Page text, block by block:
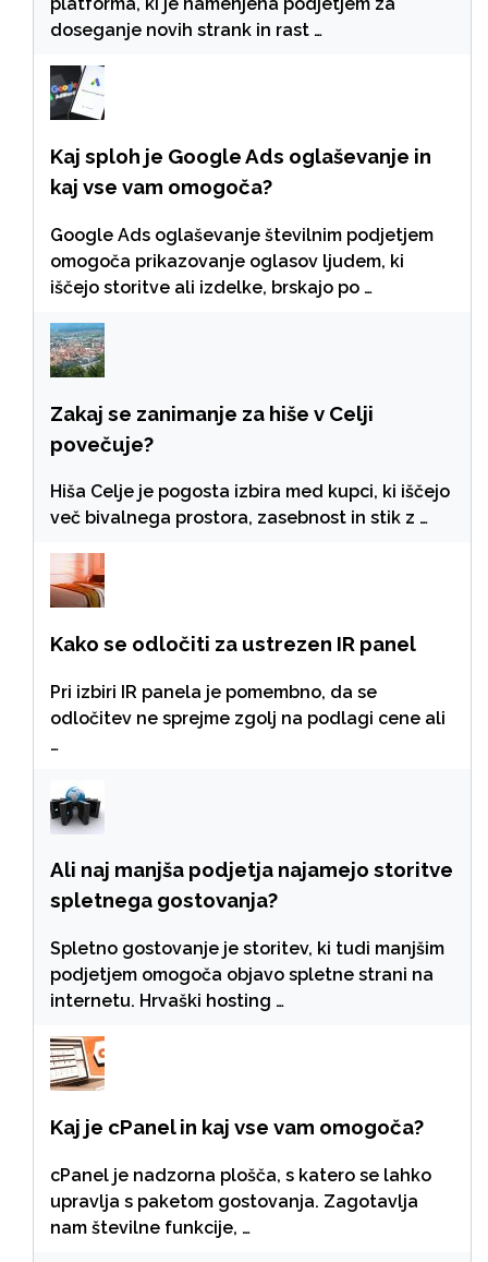
platforma, ki je namenjena podjetjem za
doseganje novih strank in rast …
Kaj sploh je Google Ads oglaševanje in
kaj vse vam omogoča?
Google Ads oglaševanje številnim podjetjem
omogoča prikazovanje oglasov ljudem, ki
iščejo storitve ali izdelke, brskajo po …
Zakaj se zanimanje za hiše v Celji
povečuje?
Hiša Celje je pogosta izbira med kupci, ki iščejo
več bivalnega prostora, zasebnost in stik z …
Kako se odločiti za ustrezen IR panel
Pri izbiri IR panela je pomembno, da se
odločitev ne sprejme zgolj na podlagi cene ali
…
Ali naj manjša podjetja najamejo storitve
spletnega gostovanja?
Spletno gostovanje je storitev, ki tudi manjšim
podjetjem omogoča objavo spletne strani na
internetu. Hrvaški hosting …
Kaj je cPanel in kaj vse vam omogoča?
cPanel je nadzorna plošča, s katero se lahko
upravlja s paketom gostovanja. Zagotavlja
nam številne funkcije, …